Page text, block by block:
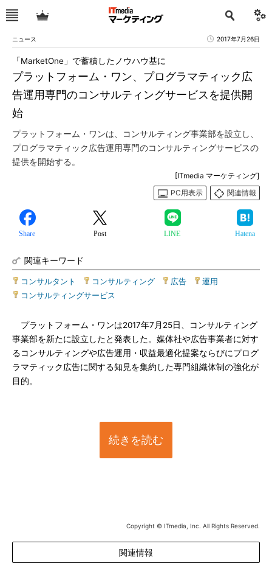
ニュース 2017年7月26日
プラットフォーム・ワン、プログラマティック広
告運用専門のコンサルティングサービスを提供開
始
「MarketOne」で蓄積したノウハウ基に
プラットフォーム・ワンは、コンサルティング事業部を設立し、
プログラマティック広告運用専門のコンサルティングサービスの
提供を開始する。
[ITmedia マーケティング]
PC用表示
関連情報
Share Post LINE Hatena
関連キーワード
コンサルタント コンサルティング 広告 運用
コンサルティングサービス
プラットフォーム・ワンは2017年7月25日、コンサルティング
事業部を新たに設立したと発表した。媒体社や広告事業者に対す
るコンサルティングや広告運用・収益最適化提案ならびにプログ
ラマティック広告に関する知見を集約した専門組織体制の強化が
目的。
続きを読む
Copyright © ITmedia, Inc. All Rights Reserved.
関連情報